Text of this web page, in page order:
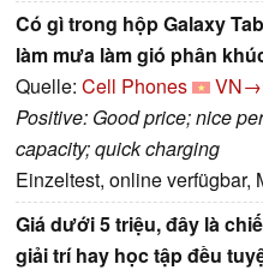
Có gì trong hộp Galaxy
làm mưa làm gió phân
Quelle: Cell Phones
Positive: Good price; nice
capacity; quick charging
Einzeltest, online verfügbar,
Giá dưới 5 triệu, đây là
giải trí hay học tập đều